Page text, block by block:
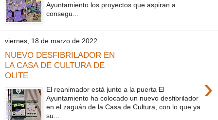
Ayuntamiento los proyectos que aspiran a
consegu...
viernes, 18 de marzo de 2022
NUEVO DESFIBRILADOR EN
LA CASA DE CULTURA DE
OLITE
›
El reanimador está junto a la puerta El
Ayuntamiento ha colocado un nuevo desfibrilador
en el zaguán de la Casa de Cultura, con lo que ya
su...